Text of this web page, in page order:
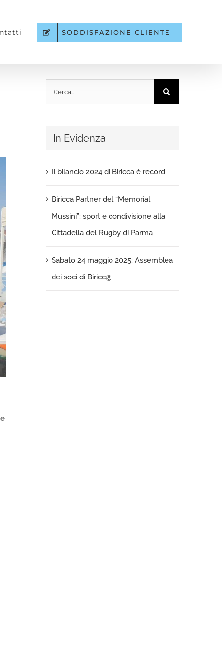
SODDISFAZIONE CLIENTE
per:
In Evidenza
Il bilancio 2024 di Biricca è record
Biricca Partner del “Memorial
Mussini”: sport e condivisione alla
Cittadella del Rugby di Parma
Sabato 24 maggio 2025: Assemblea
dei soci di Biricc@